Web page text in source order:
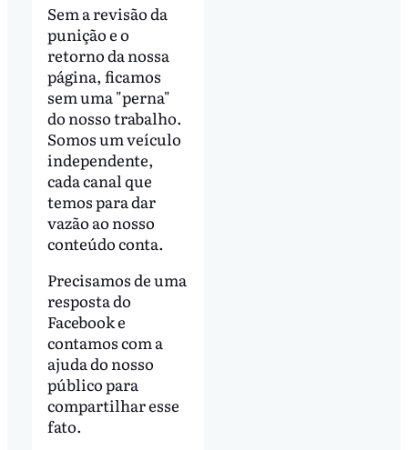
Sem a revisão da
punição e o
retorno da nossa
página, ficamos
sem uma "perna"
do nosso trabalho.
Somos um veículo
independente,
cada canal que
temos para dar
vazão ao nosso
conteúdo conta.
Precisamos de uma
resposta do
Facebook e
contamos com a
ajuda do nosso
público para
compartilhar esse
fato.